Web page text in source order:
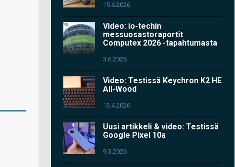
15.6.2026
Video: io-techin
messuosastoraportit
Computex 2026 -tapahtumasta
3.6.2026
Video: Testissä Keychron K2 HE
All-Wood
13.4.2026
Uusi artikkeli & video: Testissä
Google Pixel 10a
9.3.2026